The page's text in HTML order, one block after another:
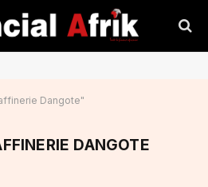
Dangote"
DANGOTE